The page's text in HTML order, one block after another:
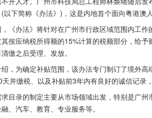
以下简称《办法》)，这是内地首个面向粤港澳
《办法》将针对在广州市行政区域范围内工
按应纳税所得额的15%计算的税额部分，给
缴之后受理、发放。
，为确定补贴范围，该办法专门制订了境外
并缴税、以及补贴前3年内有良好的诚信记录
目录的制定主要从市场领域出发，特别是广州
、汽车、教育、专业服务等。